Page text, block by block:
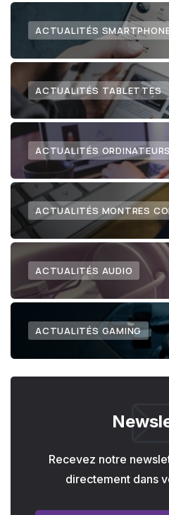
ACTUALITÉS
ACTUALITÉS TABLETTES
ACTUALITÉS ORDINATEURS
ACTUALITÉS MONTRES
ACTUALITÉS AUDIO
ACTUALITÉS GAMING
Recevez notre
directement dans